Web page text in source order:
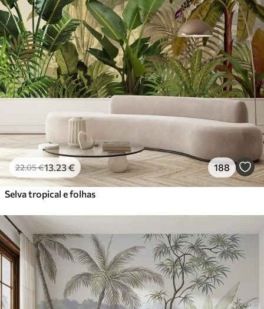
22.05€13 .23€ 188
Selva tropical e folhas